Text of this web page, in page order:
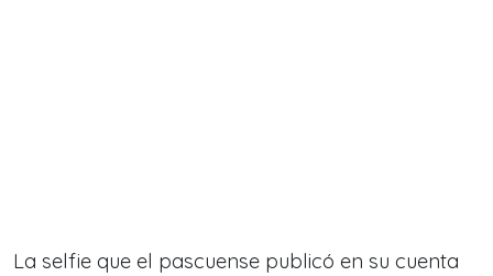
La selfie que el pascuense publicó en su cuenta